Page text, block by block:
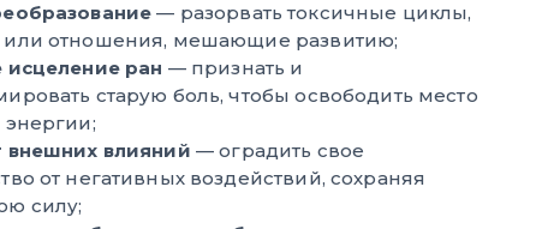
— разорвать токсичные циклы,
отношения, мешающие развитию;
исцеление ран — признать и
старую боль, чтобы освободить место
внешних влияний — оградить свое
от негативных воздействий, сохраняя
силу;